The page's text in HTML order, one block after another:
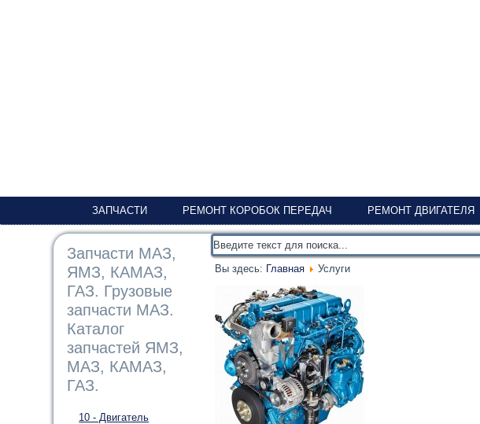
ЗАПЧАСТИ РЕМОНТ КОРОБОК ПЕРЕДАЧ РЕМОНТ ДВИГАТЕЛЯ
Запчасти МАЗ,
ЯМЗ, КАМАЗ,
ГАЗ. Грузовые
запчасти МАЗ.
Каталог
запчастей ЯМЗ,
МАЗ, КАМАЗ,
ГАЗ.
10 - Двигатель
Вы здесь: Главная Услуги